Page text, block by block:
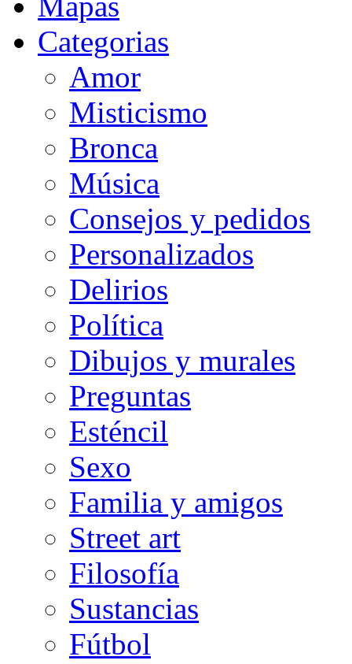
Categorias
Amor
Misticismo
Bronca
Música
Consejos y pedidos
Personalizados
Delirios
Política
Dibujos y murales
Preguntas
Esténcil
Sexo
Familia y amigos
Street art
Filosofía
Sustancias
Fútbol